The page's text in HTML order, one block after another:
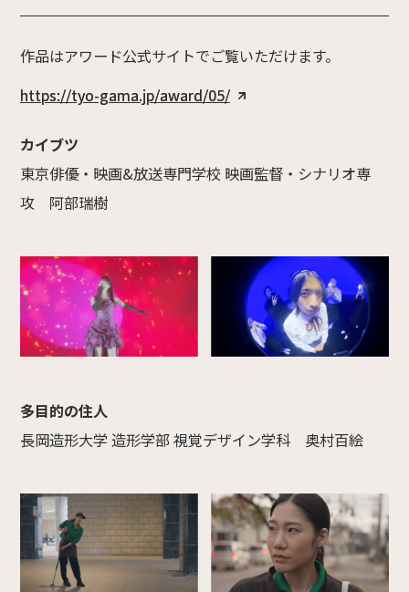
作品はアワード公式サイトでご覧いただけます。
https://tyo-gama.jp/award/05/
カイブツ
東京俳優・映画&放送専門学校 映画監督・シナリオ専
攻 阿部瑞樹
多目的の住人
長岡造形大学 造形学部 視覚デザイン学科 奥村百絵